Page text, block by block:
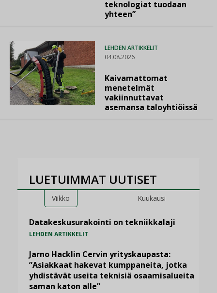
teknologiat tuodaan
yhteen”
LEHDEN ARTIKKELIT
04.08.2026
Kaivamattomat
menetelmät
vakiinnuttavat
asemansa taloyhtiöissä
LUETUIMMAT UUTISET
Viikko Kuukausi
Datakeskusurakointi on tekniikkalaji
LEHDEN ARTIKKELIT
Jarno Hacklin Cervin yrityskaupasta:
”Asiakkaat hakevat kumppaneita, jotka
yhdistävät useita teknisiä osaamisalueita
saman katon alle”